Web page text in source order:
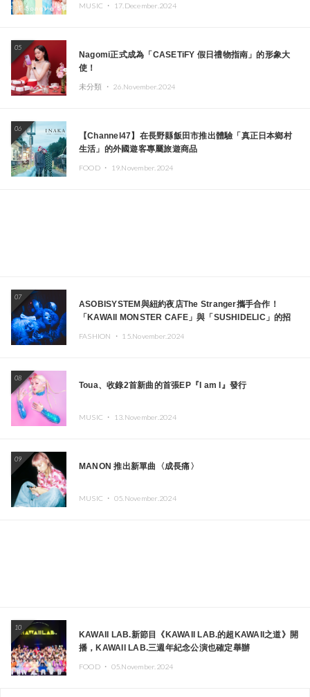
MUSIC ・ 17.December.2024
05
Nagomi正式成為「CASETiFY 假日禮物指南」的形象大
使！
未分類 ・ 26.November.2024
06
【Channel47】在長野縣飯田市推出體驗「真正日本鄉村
生活」的外國遊客專屬旅遊商品
FOOD ・ 19.November.2024
07
ASOBISYSTEM與紐約夜店The Stranger攜手合作！
「KAWAII MONSTER CAFE」與「SUSHIDELIC」的招
FASHION ・ 15.November.2024
08
Toua、收錄2首新曲的首張EP『I am I』發行
MUSIC ・ 13.November.2024
09
MANON 推出新單曲〈成長痛〉
MUSIC ・ 05.November.2024
10
KAWAII LAB.新節目《KAWAII LAB.的超KAWAII之道》開
播，KAWAII LAB.三週年紀念公演也確定舉辦
FOOD ・ 05.November.2024